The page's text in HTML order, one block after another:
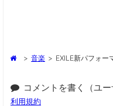
> 音楽 > EXILE新パフォー
コメントを書く（ユー